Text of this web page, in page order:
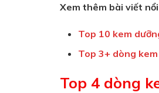
Xem thêm bài viết
Top 10 kem
Top 3+ dòng
Top 4 dòng